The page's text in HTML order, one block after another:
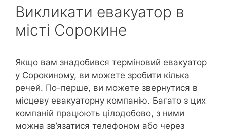
Викликати евакуатор в
місті Сорокине
Якщо вам знадобився терміновий евакуатор
у Сорокиному, ви можете зробити кілька
речей. По-перше, ви можете звернутися в
місцеву евакуаторну компанію. Багато з цих
компаній працюють цілодобово, з ними
можна зв’язатися телефоном або через